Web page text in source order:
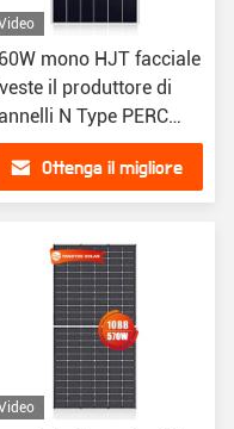
mono HJT facciale
il produttore di
N Type PERC
Aluminium
Frame della pila
Ottenga il migliore